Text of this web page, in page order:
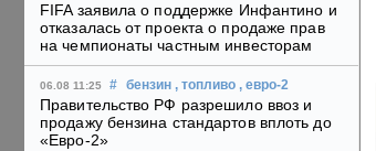
FIFA заявила о поддержке Инфантино и
отказалась от проекта о продаже прав
на чемпионаты частным инвесторам
06.08 11:25 # бензин , топливо , евро-2
Правительство РФ разрешило ввоз и
продажу бензина стандартов вплоть до
«Евро-2»